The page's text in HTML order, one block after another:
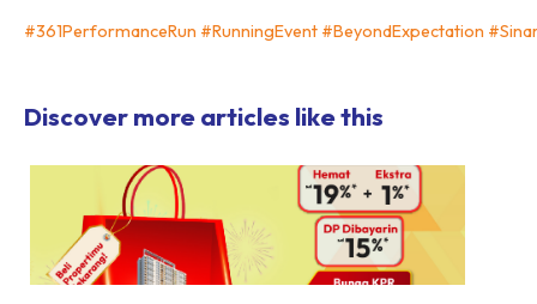
#361PerformanceRun #RunningEvent #BeyondExpectation #
Discover more articles like this